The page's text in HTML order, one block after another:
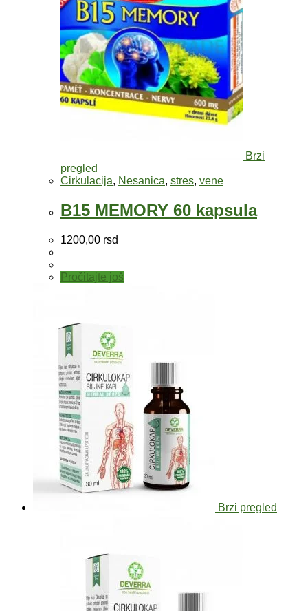
Brzi
pregled
Cirkulacija, Nesanica, stres, vene
B15 MEMORY 60 kapsula
1200,00 rsd
Pročitajte još
Brzi pregled